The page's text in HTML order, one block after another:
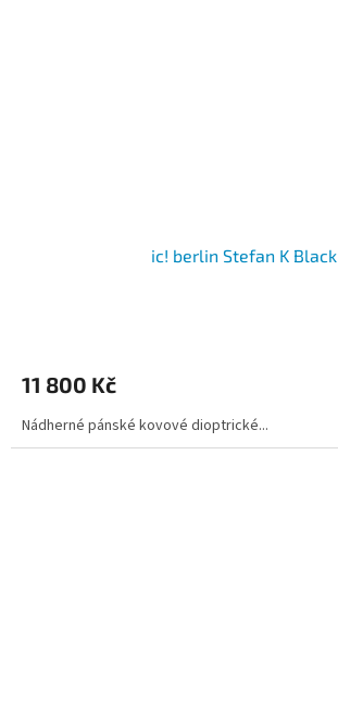
ic! berlin Stefan K Black
11 800 Kč
Nádherné pánské kovové dioptrické...